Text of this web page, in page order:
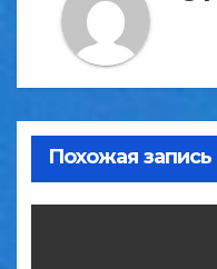
Похожая запись